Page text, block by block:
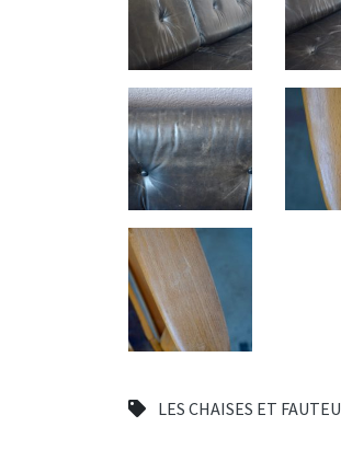
LES CHAISES ET